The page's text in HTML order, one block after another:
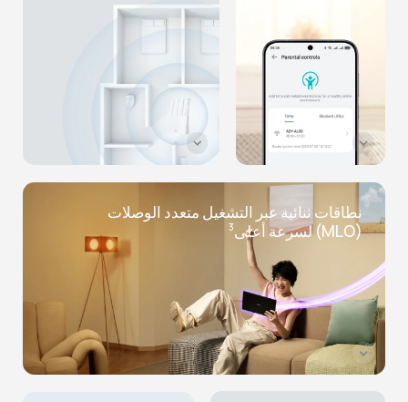
نطاقات ثنائية عبر التشغيل متعدد الوصلات
(MLO) لسرعة أعلى
3